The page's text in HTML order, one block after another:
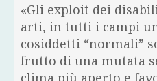
«Gli exploit dei
arti, in tutti i campi
cosiddetti “normali”
frutto di una mutata
clima più aperto e